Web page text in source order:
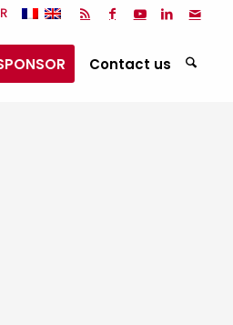
Contact us